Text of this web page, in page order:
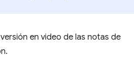
en video de las notas de